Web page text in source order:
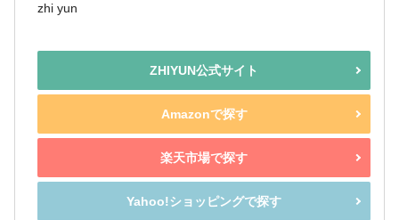
zhi yun
ZHIYUN公式サイト
Amazonで探す
楽天市場で探す
Yahoo!ショッピングで探す